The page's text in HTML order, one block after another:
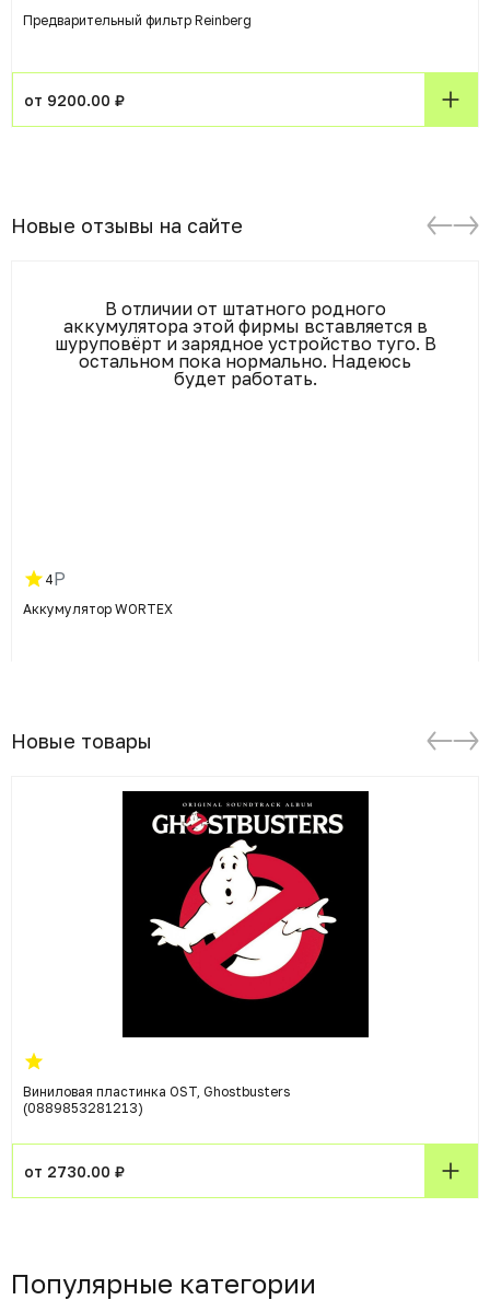
Предварительный фильтр Reinberg
от 9200.00 ₽
Новые отзывы на сайте
В отличии от штатного родного
аккумулятора этой фирмы вставляется в
шуруповёрт и зарядное устройство туго. В
остальном пока нормально. Надеюсь
будет работать.
4Р
Аккумулятор WORTEX
Новые товары
Виниловая пластинка OST, Ghostbusters
(0889853281213)
от 2730.00 ₽
Популярные категории